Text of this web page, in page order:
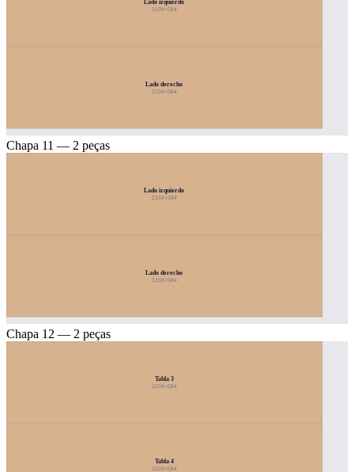
Lado izquierdo
2259×584
Lado derecho
2259×584
Chapa 11 — 2 peças
Lado izquierdo
2259×584
Lado derecho
2259×584
Chapa 12 — 2 peças
Tabla 3
2259×584
Tabla 4
2259×584